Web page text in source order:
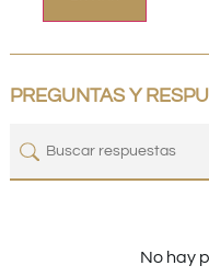
PREGUNTAS Y
No hay